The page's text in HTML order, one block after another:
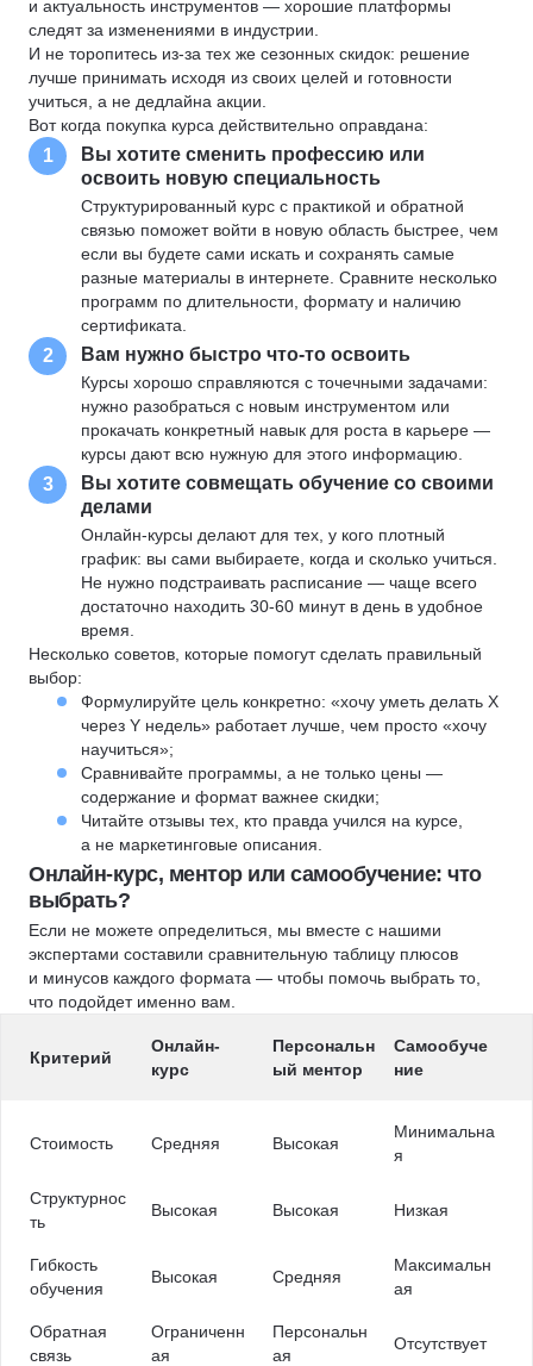
и актуальность инструментов — хорошие платформы
следят за изменениями в индустрии.
И не торопитесь из-за тех же сезонных скидок: решение
лучше принимать исходя из своих целей и готовности
учиться, а не дедлайна акции.
Вот когда покупка курса действительно оправдана:
1
Вы хотите сменить профессию или
освоить новую специальность
Структурированный курс с практикой и обратной
связью поможет войти в новую область быстрее, чем
если вы будете сами искать и сохранять самые
разные материалы в интернете. Сравните несколько
программ по длительности, формату и наличию
сертификата.
2 Вам нужно быстро что-то освоить
Курсы хорошо справляются с точечными задачами:
нужно разобраться с новым инструментом или
прокачать конкретный навык для роста в карьере —
курсы дают всю нужную для этого информацию.
3
Вы хотите совмещать обучение со своими
делами
Онлайн-курсы делают для тех, у кого плотный
график: вы сами выбираете, когда и сколько учиться.
Не нужно подстраивать расписание — чаще всего
достаточно находить 30-60 минут в день в удобное
время.
Несколько советов, которые помогут сделать правильный
выбор:
Формулируйте цель конкретно: «хочу уметь делать X
через Y недель» работает лучше, чем просто «хочу
научиться»;
Сравнивайте программы, а не только цены —
содержание и формат важнее скидки;
Читайте отзывы тех, кто правда учился на курсе,
а не маркетинговые описания.
Онлайн-курс, ментор или самообучение: что
выбрать?
Если не можете определиться, мы вместе с нашими
экспертами составили сравнительную таблицу плюсов
и минусов каждого формата — чтобы помочь выбрать то,
что подойдет именно вам.
Критерий
Онлайн-
курс
Персональн
ый ментор
Самообуче
ние
Стоимость Средняя Высокая
Минимальна
я
Структурнос
ть
Высокая Высокая Низкая
Гибкость
обучения
Высокая Средняя
Максимальн
ая
Обратная
связь
Ограниченн
ая
Персональн
ая
Отсутствует